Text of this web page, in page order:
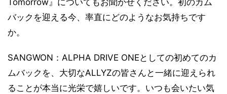
Tomorrow』についてもお聞かせください。初のカム
バックを迎える今、率直にどのようなお気持ちです
か。
SANGWON：ALPHA DRIVE ONEとしての初めてのカ
ムバックを、大切なALLYZの皆さんと一緒に迎えられ
ることが本当に光栄で嬉しいです。いつも会いたい気